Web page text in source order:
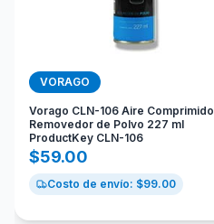
VORAGO
Vorago CLN-106 Aire Comprimido
Removedor de Polvo 227 ml
ProductKey CLN-106
$59.00
Costo de envío: $99.00